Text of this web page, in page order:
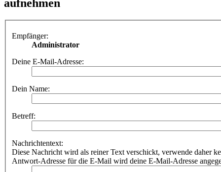
aufnehmen
Empfänger:
Administrator
Deine E-Mail-Adresse:
Dein Name:
Betreff:
Nachrichtentext:
Diese Nachricht wird als reiner Text verschickt, verwende daher
Antwort-Adresse für die E-Mail wird deine E-Mail-Adresse